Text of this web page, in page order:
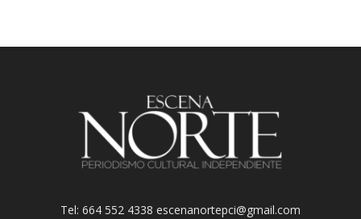
Tel: 664 552 4338 escenanortepci@gmail.com